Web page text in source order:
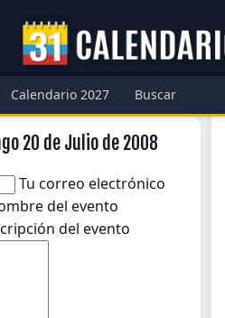
Calendario 2027 Buscar
20 de Julio de 2008
Tu correo electrónico
del evento
del evento